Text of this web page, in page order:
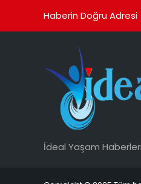
Haberin Doğru Adresi
İdeal Yaşam Haberleri